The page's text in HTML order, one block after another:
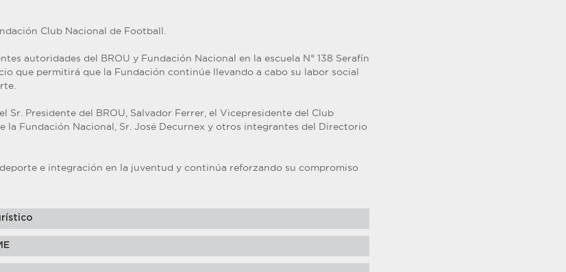
Club Nacional de Football.
autoridades del BROU y Fundación Nacional en la escuela N° 138 Serafín
que permitirá que la Fundación continúe llevando a cabo su labor social
Sr. Presidente del BROU, Salvador Ferrer, el Vicepresidente del Club
la Fundación Nacional, Sr. José Decurnex y otros integrantes del Directorio
e integración en la juventud y continúa reforzando su compromiso